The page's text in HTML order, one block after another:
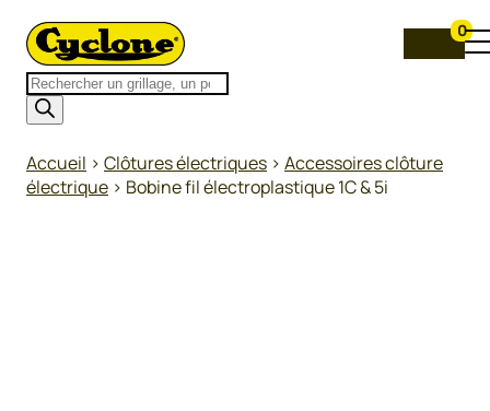
Recherche
de
produits
0
Accueil > Clôtures électriques > Accessoires clôture
électrique > Bobine fil électroplastique 1C & 5i